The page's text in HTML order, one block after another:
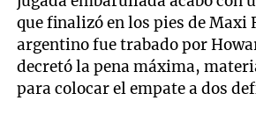
que finalizó en los pies de Maxi
argentino fue trabado por
decretó la pena máxima,
para colocar el empate a dos